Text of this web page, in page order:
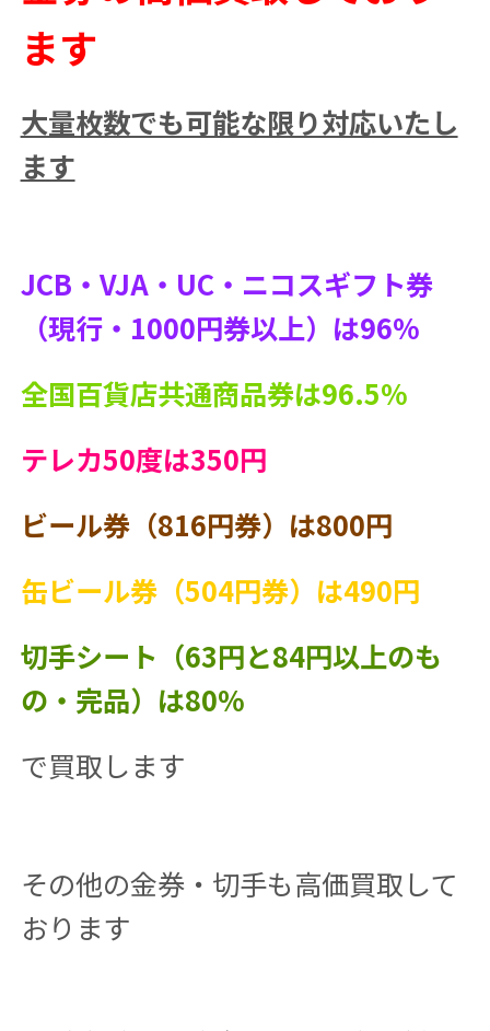
ます
大量枚数でも可能な限り対応いたし
ます
JCB・VJA・UC・ニコスギフト券
（現行・1000円券以上）は96%
全国百貨店共通商品券は96.5%
テレカ50度は350円
ビール券（816円券）は800円
缶ビール券（504円券）は490円
切手シート（63円と84円以上のも
の・完品）は80%
で買取します
その他の金券・切手も高価買取して
おります